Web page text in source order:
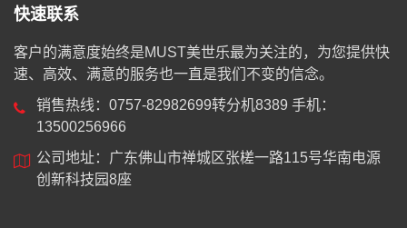
快速联系
客户的满意度始终是MUST美世乐最为关注的，为您提供快
速、高效、满意的服务也一直是我们不变的信念。
销售热线：0757-82982699转分机8389 手机：
13500256966
公司地址：广东佛山市禅城区张槎一路115号华南电源
创新科技园8座